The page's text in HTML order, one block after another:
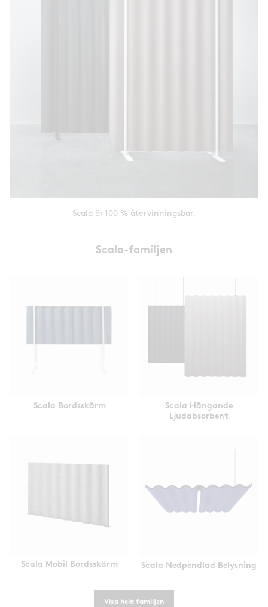
Scala är 100 % återvinningsbar.
Scala-familjen
Scala Bordsskärm
Scala Hängande
Ljudabsorbent
Scala Mobil Bordsskärm Scala Nedpendlad Belysning
Visa hela familjen